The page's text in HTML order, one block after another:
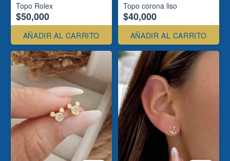
Topo Rolex
$50,000
AÑADIR AL CARRITO
Topo corona liso
$40,000
AÑADIR AL CARRITO